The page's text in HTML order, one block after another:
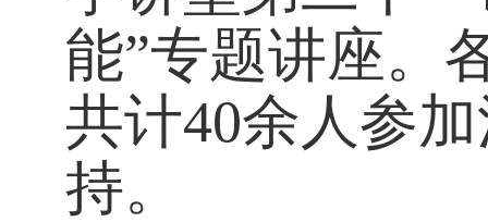
能”专题讲座。
共计40余人参
持。